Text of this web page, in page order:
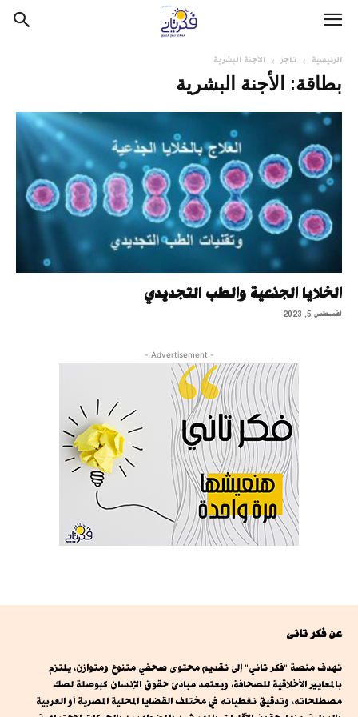
الرئيسية تاجز الأجنة البشرية
بطاقة: الأجنة البشرية
الخلايا الجذعية والطب التجديدي
أغسطس 5, 2023
- Advertisement -
عن فكر تانى
تهدف منصة "فكر تاني" إلى تقديم محتوى صحفي متنوع ومتوازن، يلتزم
بالمعايير الأخلاقية للصحافة، ويعتمد مبادئ حقوق الإنسان كبوصلة لصك
مصطلحاته، وتدقيق تغطياته في مختلف القضايا المحلية المصرية أو العربية